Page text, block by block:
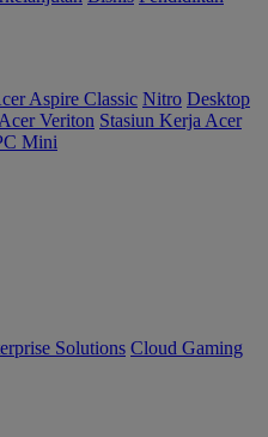
Aspire Classic Nitro Desktop
Veriton Stasiun Kerja Acer
Mini
Solutions Cloud Gaming